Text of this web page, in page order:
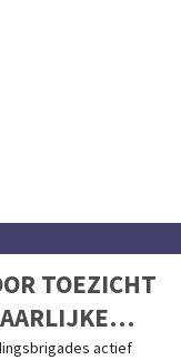
TOEZICHT
actief